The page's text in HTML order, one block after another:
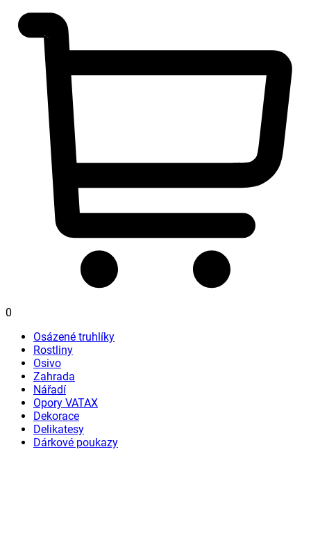
0
Osázené truhlíky
Rostliny
Osivo
Zahrada
Nářadí
Opory VATAX
Dekorace
Delikatesy
Dárkové poukazy